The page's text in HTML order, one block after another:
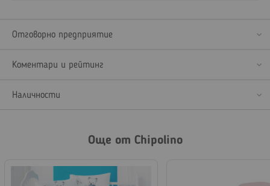
Отговорно предприятие
Коментари и рейтинг
Наличности
Още от Chipolino